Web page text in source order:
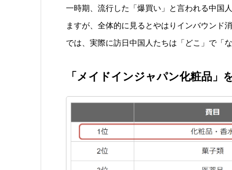
一時期、流行した「爆買い」と言われる中国
ますが、全体的に見るとやはりインバウンド
では、実際に訪日中国人たちは「どこ」で「
「メイドインジャパン化粧品」